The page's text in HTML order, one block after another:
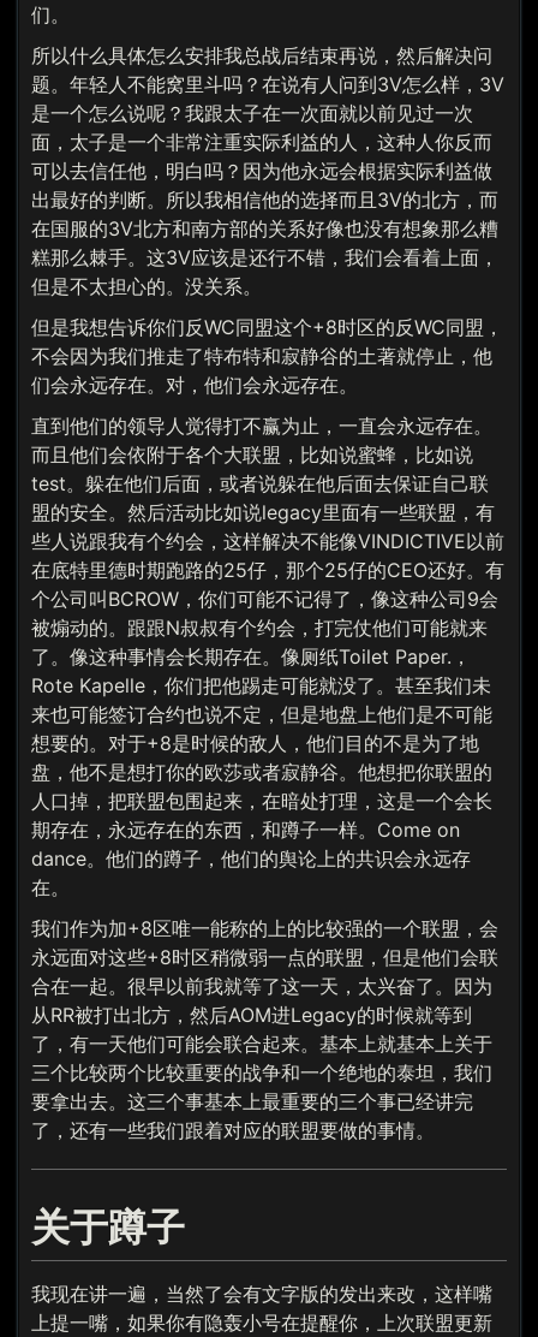
们。
所以什么具体怎么安排我总战后结束再说，然后解决问
题。年轻人不能窝里斗吗？在说有人问到3V怎么样，3V
是一个怎么说呢？我跟太子在一次面就以前见过一次
面，太子是一个非常注重实际利益的人，这种人你反而
可以去信任他，明白吗？因为他永远会根据实际利益做
出最好的判断。所以我相信他的选择而且3V的北方，而
在国服的3V北方和南方部的关系好像也没有想象那么糟
糕那么棘手。这3V应该是还行不错，我们会看着上面，
但是不太担心的。没关系。
但是我想告诉你们反WC同盟这个+8时区的反WC同盟，
不会因为我们推走了特布特和寂静谷的土著就停止，他
们会永远存在。对，他们会永远存在。
直到他们的领导人觉得打不赢为止，一直会永远存在。
而且他们会依附于各个大联盟，比如说蜜蜂，比如说
test。躲在他们后面，或者说躲在他后面去保证自己联
盟的安全。然后活动比如说legacy里面有一些联盟，有
些人说跟我有个约会，这样解决不能像VINDICTIVE以前
在底特里德时期跑路的25仔，那个25仔的CEO还好。有
个公司叫BCROW，你们可能不记得了，像这种公司9会
被煽动的。跟跟N叔叔有个约会，打完仗他们可能就来
了。像这种事情会长期存在。像厕纸Toilet Paper.，
Rote Kapelle，你们把他踢走可能就没了。甚至我们未
来也可能签订合约也说不定，但是地盘上他们是不可能
想要的。对于+8是时候的敌人，他们目的不是为了地
盘，他不是想打你的欧莎或者寂静谷。他想把你联盟的
人口掉，把联盟包围起来，在暗处打理，这是一个会长
期存在，永远存在的东西，和蹲子一样。Come on
dance。他们的蹲子，他们的舆论上的共识会永远存
在。
我们作为加+8区唯一能称的上的比较强的一个联盟，会
永远面对这些+8时区稍微弱一点的联盟，但是他们会联
合在一起。很早以前我就等了这一天，太兴奋了。因为
从RR被打出北方，然后AOM进Legacy的时候就等到
了，有一天他们可能会联合起来。基本上就基本上关于
三个比较两个比较重要的战争和一个绝地的泰坦，我们
要拿出去。这三个事基本上最重要的三个事已经讲完
了，还有一些我们跟着对应的联盟要做的事情。
关于蹲子
我现在讲一遍，当然了会有文字版的发出来改，这样嘴
上提一嘴，如果你有隐轰小号在提醒你，上次联盟更新